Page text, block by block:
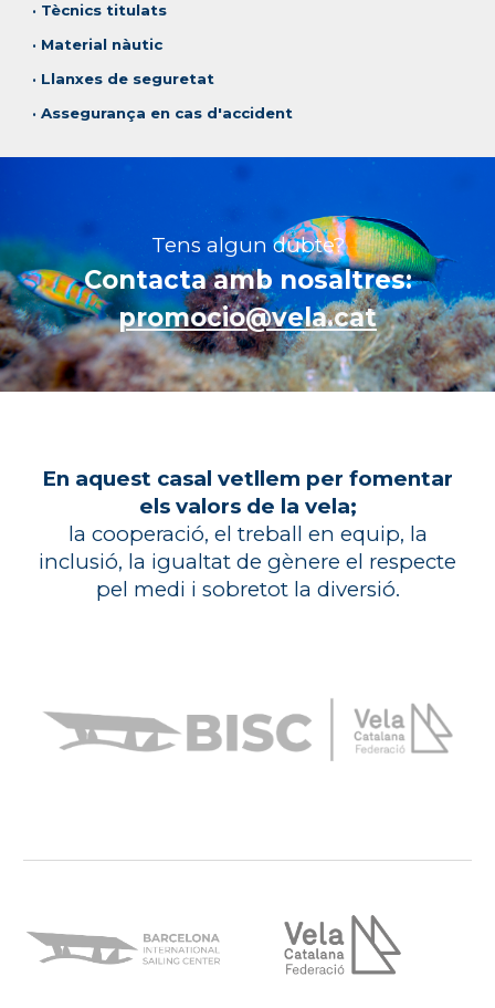
· Tècnics titulats
· Material nàutic
· Llanxes de seguretat
· Assegurança en cas d'accident
Tens algun dubte?
Contacta amb nosaltres:
promocio@vela.cat
En aquest casal vetllem per fomentar
els valors de la vela;
la cooperació, el treball en equip, la
inclusió, la igualtat de gènere el respecte
pel medi i sobretot la diversió.